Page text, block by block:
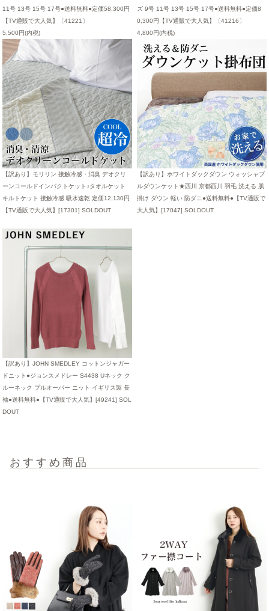
11号 13号 15号 17号●送料無料●定価58,300円
【TV通販で大人気】〔41221〕
5,500円(内税)
ズ 9号 11号 13号 15号 17号●送料無料●定価8
0,300円【TV通販で大人気】〔41216〕
4,800円(内税)
【訳あり】モリリン 接触冷感・消臭 デオクリ
ーンコールドインパクトケット♪タオルケット
キルトケット 接触冷感 吸水速乾 定価12,130円
【TV通販で大人気】[17301] SOLDOUT
【訳あり】ホワイトダックダウン ウォッシャブ
ルダウンケット★西川 京都西川 羽毛 洗える 肌
掛け ダウン 軽い 防ダニ●送料無料●【TV通販で
大人気】[17047] SOLDOUT
【訳あり】JOHN SMEDLEY コットンジャガー
ドニット●ジョンスメドレー S4438 Uネック ク
ルーネック プルオーバー ニット イギリス製 長
袖●送料無料●【TV通販で大人気】[49241] SOL
DOUT
おすすめ商品